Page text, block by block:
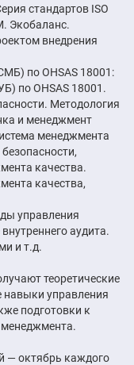
стандартов ISO
Экобаланс.
внедрения
по OHSAS 18001:
по OHSAS 18001.
Методология
и менеджмент
менеджмента
качества.
качества,
управления
аудита.
и т.д.
теоретические
навыки управления
подготовки к
менеджмента.
— октябрь каждого